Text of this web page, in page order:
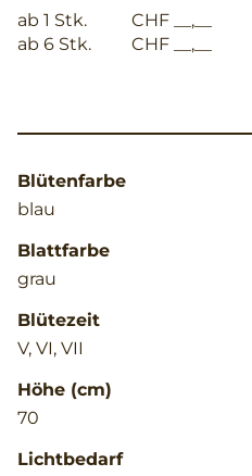
ab 1 Stk.
CHF __,__
ab 6 Stk.
CHF __,__
Blütenfarbe
blau
Blattfarbe
grau
Blütezeit
V, VI, VII
Höhe (cm)
70
Lichtbedarf